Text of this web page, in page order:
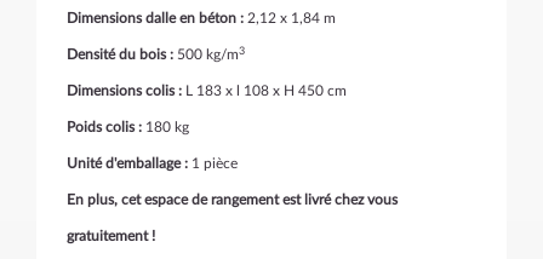
Dimensions dalle en béton : 2,12 x 1,84 m
Densité du bois : 500 kg/m3
Dimensions colis : L 183 x l 108 x H 450 cm
Poids colis : 180 kg
Unité d'emballage : 1 pièce
En plus, cet espace de rangement est livré chez vous
gratuitement !